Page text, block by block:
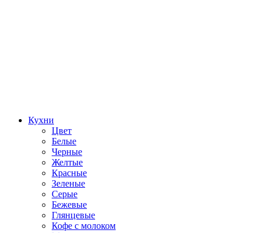
Кухни
Цвет
Белые
Черные
Желтые
Красные
Зеленые
Серые
Бежевые
Глянцевые
Кофе с молоком